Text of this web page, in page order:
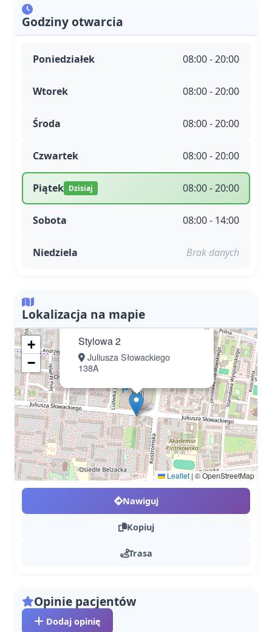
Godziny otwarcia
Poniedziałek 08:00 - 20:00
Wtorek 08:00 - 20:00
Środa 08:00 - 20:00
Czwartek 08:00 - 20:00
Piątek Dzisiaj 08:00 - 20:00
Sobota 08:00 - 14:00
Niedziela Brak danych
Lokalizacja na mapie
Stylowa 2
Juliusza Słowackiego
138A
×
+
−
Leaflet |© OpenStreetMap
Nawiguj
Kopiuj
Trasa
Opinie pacjentów
Dodaj opinię